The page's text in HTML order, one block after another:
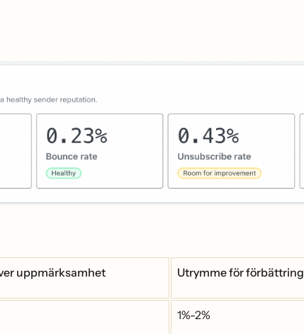
uppmärksamhet Utrymme för förbättring
1%-2%